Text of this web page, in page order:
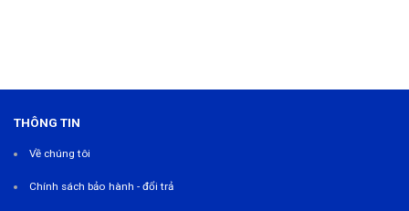
THÔNG TIN
Về chúng tôi
Chính sách bảo hành - đổi trả